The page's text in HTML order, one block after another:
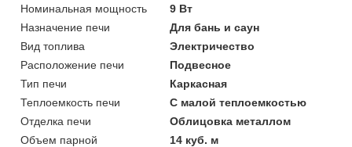
Номинальная мощность
9 Вт
Назначение печи
Для бань и саун
Вид топлива
Электричество
Расположение печи
Подвесное
Тип печи
Каркасная
Теплоемкость печи
С малой теплоемкостью
Отделка печи
Облицовка металлом
Объем парной
14 куб. м